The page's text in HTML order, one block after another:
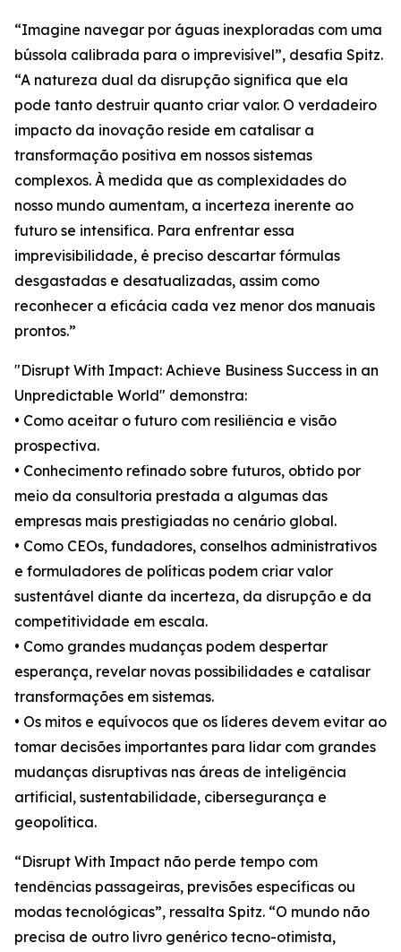
“Imagine navegar por águas inexploradas com uma
bússola calibrada para o imprevisível”, desafia Spitz.
“A natureza dual da disrupção significa que ela
pode tanto destruir quanto criar valor. O verdadeiro
impacto da inovação reside em catalisar a
transformação positiva em nossos sistemas
complexos. À medida que as complexidades do
nosso mundo aumentam, a incerteza inerente ao
futuro se intensifica. Para enfrentar essa
imprevisibilidade, é preciso descartar fórmulas
desgastadas e desatualizadas, assim como
reconhecer a eficácia cada vez menor dos manuais
prontos.”
"Disrupt With Impact: Achieve Business Success in an
Unpredictable World" demonstra:
• Como aceitar o futuro com resiliência e visão
prospectiva.
• Conhecimento refinado sobre futuros, obtido por
meio da consultoria prestada a algumas das
empresas mais prestigiadas no cenário global.
• Como CEOs, fundadores, conselhos administrativos
e formuladores de políticas podem criar valor
sustentável diante da incerteza, da disrupção e da
competitividade em escala.
• Como grandes mudanças podem despertar
esperança, revelar novas possibilidades e catalisar
transformações em sistemas.
• Os mitos e equívocos que os líderes devem evitar ao
tomar decisões importantes para lidar com grandes
mudanças disruptivas nas áreas de inteligência
artificial, sustentabilidade, cibersegurança e
geopolítica.
“Disrupt With Impact não perde tempo com
tendências passageiras, previsões específicas ou
modas tecnológicas”, ressalta Spitz. “O mundo não
precisa de outro livro genérico tecno-otimista,